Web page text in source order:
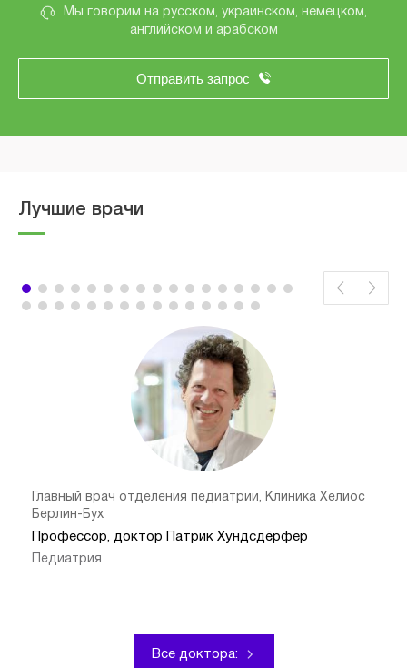
Мы говорим на русском, украинском, немецком,
английском и арабском
Отправить запрос
Лучшие врачи
Главный врач отделения педиатрии, Клиника Хелиос
Берлин-Бух
Профессор, доктор Патрик Хундсдёрфер
Педиатрия
Все доктора: